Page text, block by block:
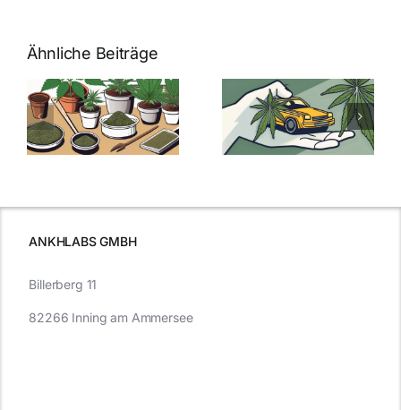
Ähnliche Beiträge
Neue THC-
Grenzwert-
Regelung:
Was Sie über
Cannabis und
müssen
Cannabis
Samen
kaufen: Alles
was Sie
ANKHLABS GMBH
Billerberg 11
82266 Inning am Ammersee